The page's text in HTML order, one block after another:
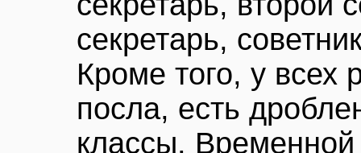
секретарь,
Кроме того, у всех
посла, есть
классы.